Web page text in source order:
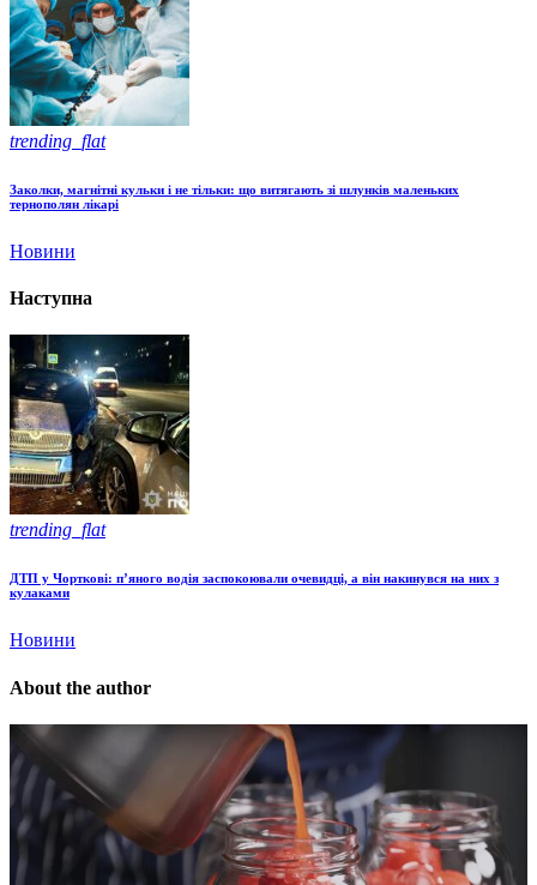
trending_flat
Заколки, магнітні кульки і не тільки: що витягають зі шлунків маленьких
тернополян лікарі
Новини
Наступна
trending_flat
ДТП у Чорткові: п’яного водія заспокоювали очевидці, а він накинувся на них з
кулаками
Новини
About the author